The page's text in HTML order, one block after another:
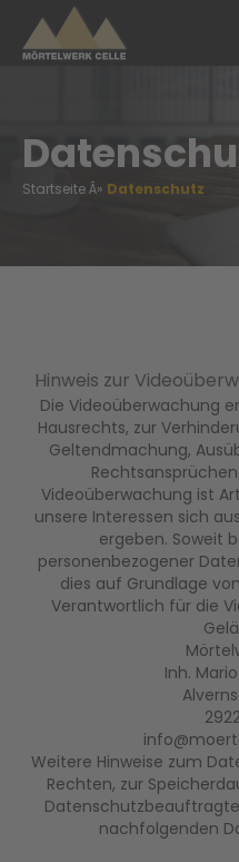
Startseite Â» Datenschutz
Hinweis zur
Die Videoüberwachung
Hausrechts, zur
Geltendmachung,
Videoüberwachung ist
unsere Interessen sich
ergeben. Soweit
personenbezogener
dies auf Grundlage
Verantwortlich für die
Inh.
Weitere Hinweise zum
Rechten, zur
nachfolgenden